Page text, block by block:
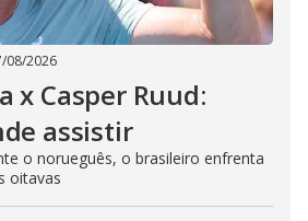
08/2026
x Casper Ruud:
assistir
o norueguês, o brasileiro enfrenta
oitavas